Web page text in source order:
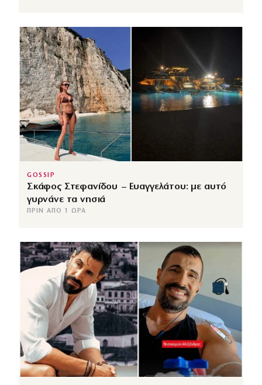
GOSSIP
Σκάφος Στεφανίδου – Ευαγγελάτου: με αυτό
γυρνάνε τα νησιά
ΠΡΙΝ ΑΠΌ 1 ΏΡΑ